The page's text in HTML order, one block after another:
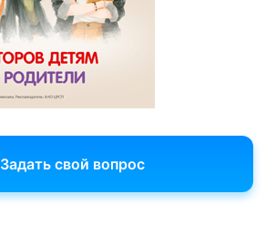
Задать свой вопрос